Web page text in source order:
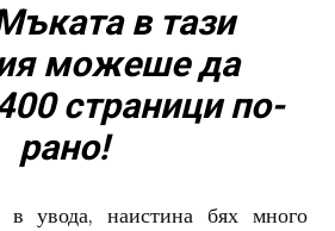
в тази
можеше да
страници по-
рано!
увода, наистина бях много